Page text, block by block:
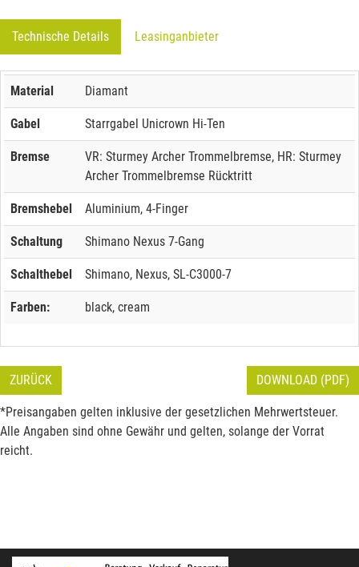
Technische Details Leasinganbieter
Material Diamant
Gabel Starrgabel Unicrown Hi-Ten
Bremse
VR: Sturmey Archer Trommelbremse, HR: Sturmey
Archer Trommelbremse Rücktritt
Bremshebel Aluminium, 4-Finger
Schaltung Shimano Nexus 7-Gang
Schalthebel Shimano, Nexus, SL-C3000-7
Farben: black, cream
ZURÜCK DOWNLOAD (PDF)
*Preisangaben gelten inklusive der gesetzlichen Mehrwertsteuer.
Alle Angaben sind ohne Gewähr und gelten, solange der Vorrat
reicht.